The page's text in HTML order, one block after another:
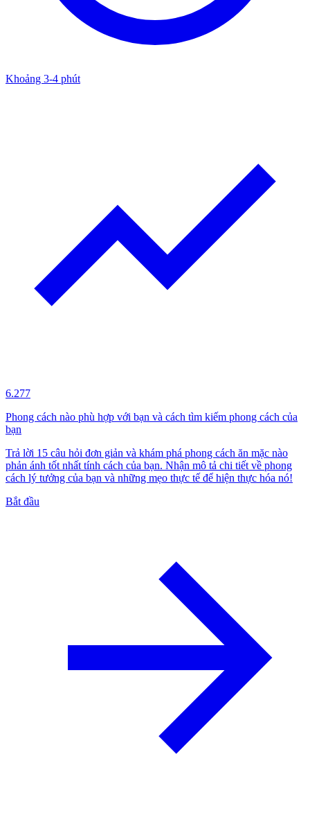
Khoảng 3-4 phút
6.277
Phong cách nào phù hợp với bạn và cách tìm kiếm phong cách của
bạn
Trả lời 15 câu hỏi đơn giản và khám phá phong cách ăn mặc nào
phản ánh tốt nhất tính cách của bạn. Nhận mô tả chi tiết về phong
cách lý tưởng của bạn và những mẹo thực tế để hiện thực hóa nó!
Bắt đầu